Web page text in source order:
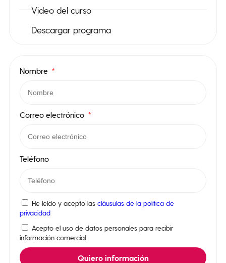
Video del curso
Descargar programa
Nombre
Correo electrónico
Teléfono
He leído y acepto las cláusulas de la política de
privacidad
Acepto el uso de datos personales para recibir
información comercial
Quiero información